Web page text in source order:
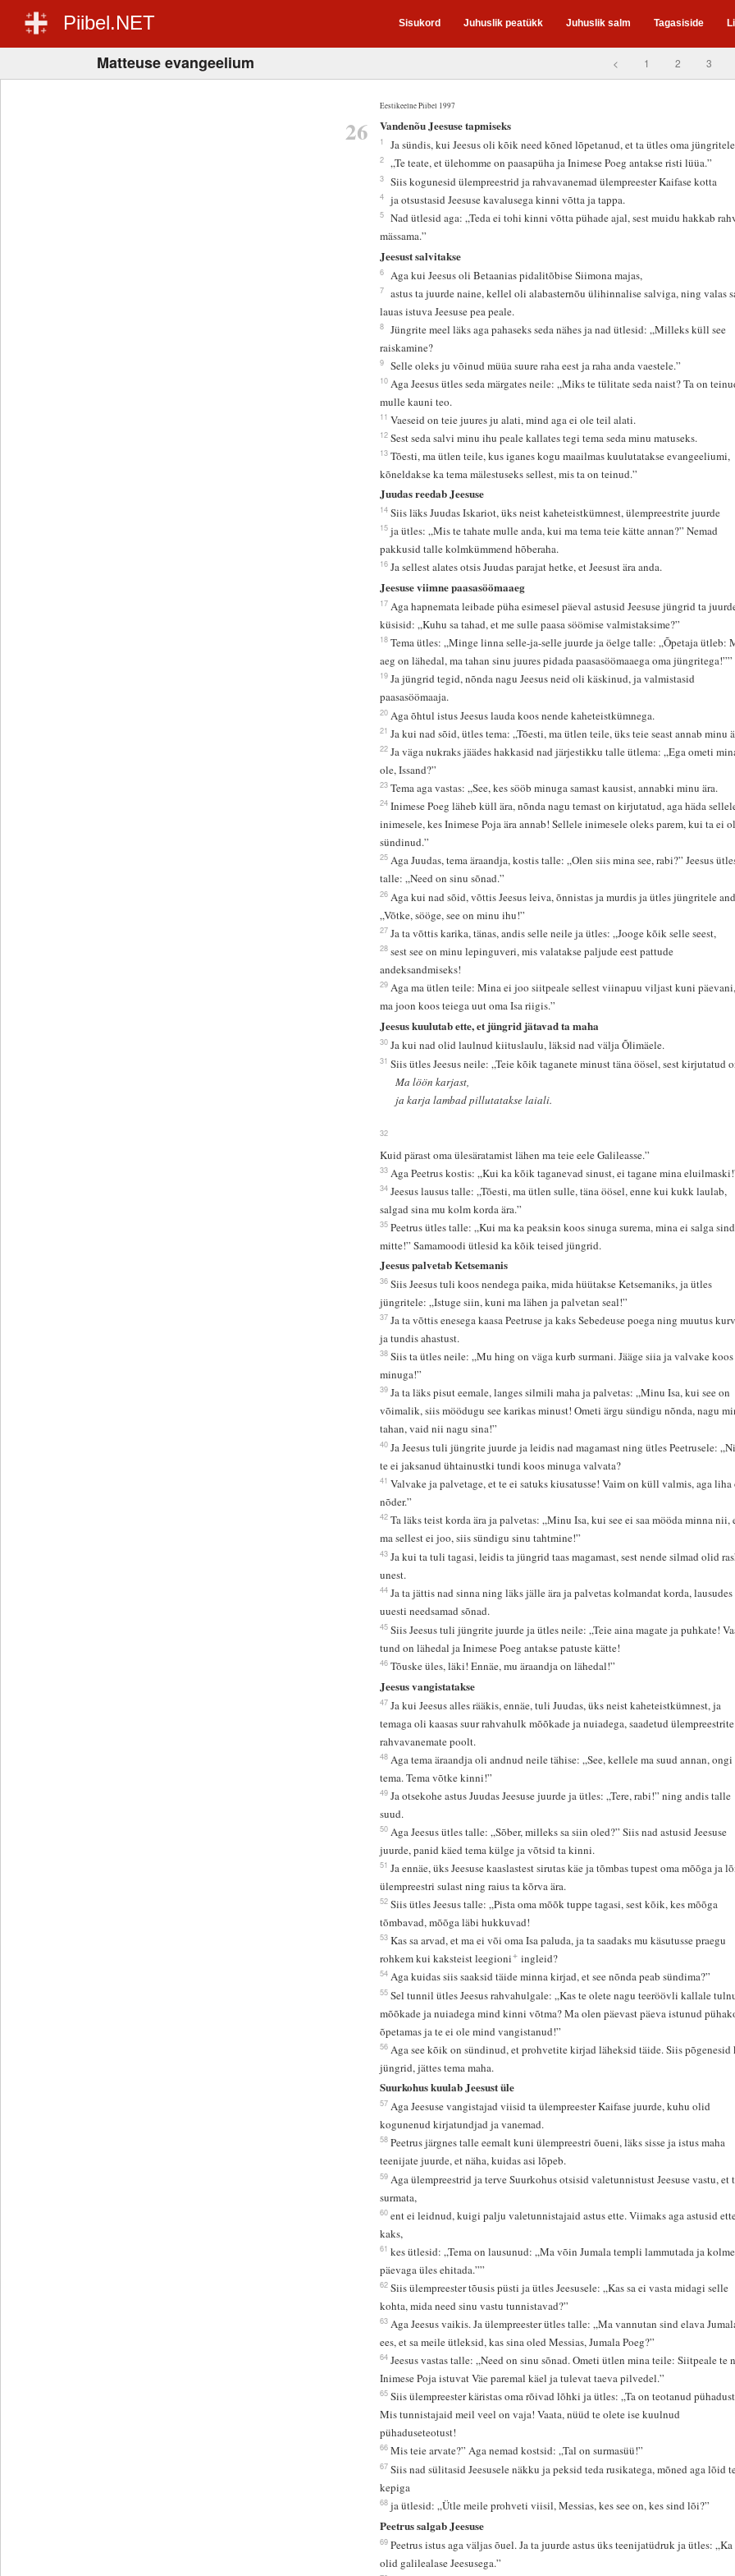
Piibel.NET Sisukord Juhuslik peatükk Juhuslik salm Tagasiside
Matteuse evangeelium < 1 2 3
Eestikeelne Piibel 1997
26 Vandenõu Jeesuse tapmiseks
1 Ja sündis, kui Jeesus oli kõik need kõned lõpetanud, et ta ütles oma
2 „Te teate, et ülehomme on paasapüha ja Inimese Poeg antakse risti lüüa.”
3 Siis kogunesid ülempreestrid ja rahvavanemad ülempreester Kaifase kotta
4 ja otsustasid Jeesuse kavalusega kinni võtta ja tappa.
5
Nad ütlesid aga: „Teda ei tohi kinni võtta pühade ajal, sest muidu hakkab
mässama.”
Jeesust salvitakse
6 Aga kui Jeesus oli Betaanias pidalitõbise Siimona majas,
7
astus ta juurde naine, kellel oli alabasternõu ülihinnalise salviga, ning valas
lauas istuva Jeesuse pea peale.
8
Jüngrite meel läks aga pahaseks seda nähes ja nad ütlesid: „Milleks küll see
raiskamine?
9 Selle oleks ju võinud müüa suure raha eest ja raha anda vaestele.”
10 Aga Jeesus ütles seda märgates neile: „Miks te tülitate seda naist? Ta on
mulle kauni teo.
11 Vaeseid on teie juures ju alati, mind aga ei ole teil alati.
12 Sest seda salvi minu ihu peale kallates tegi tema seda minu matuseks.
13 Tõesti, ma ütlen teile, kus iganes kogu maailmas kuulutatakse evangeeliumi,
kõneldakse ka tema mälestuseks sellest, mis ta on teinud.”
Juudas reedab Jeesuse
14 Siis läks Juudas Iskariot, üks neist kaheteistkümnest, ülempreestrite juurde
15 ja ütles: „Mis te tahate mulle anda, kui ma tema teie kätte annan?” Nemad
pakkusid talle kolmkümmend hõberaha.
16 Ja sellest alates otsis Juudas parajat hetke, et Jeesust ära anda.
Jeesuse viimne paasasöömaaeg
17 Aga hapnemata leibade püha esimesel päeval astusid Jeesuse jüngrid ta
küsisid: „Kuhu sa tahad, et me sulle paasa söömise valmistaksime?”
18 Tema ütles: „Minge linna selle-ja-selle juurde ja öelge talle: „Õpetaja ütleb:
aeg on lähedal, ma tahan sinu juures pidada paasasöömaaega oma jüngritega!””
19 Ja jüngrid tegid, nõnda nagu Jeesus neid oli käskinud, ja valmistasid
paasasöömaaja.
20 Aga õhtul istus Jeesus lauda koos nende kaheteistkümnega.
21 Ja kui nad sõid, ütles tema: „Tõesti, ma ütlen teile, üks teie seast annab minu
22 Ja väga nukraks jäädes hakkasid nad järjestikku talle ütlema: „Ega ometi
ole, Issand?”
23 Tema aga vastas: „See, kes sööb minuga samast kausist, annabki minu ära.
24 Inimese Poeg läheb küll ära, nõnda nagu temast on kirjutatud, aga häda
inimesele, kes Inimese Poja ära annab! Sellele inimesele oleks parem, kui ta ei
sündinud.”
25 Aga Juudas, tema äraandja, kostis talle: „Olen siis mina see, rabi?” Jeesus
talle: „Need on sinu sõnad.”
26 Aga kui nad sõid, võttis Jeesus leiva, õnnistas ja murdis ja ütles jüngritele
„Võtke, sööge, see on minu ihu!”
27 Ja ta võttis karika, tänas, andis selle neile ja ütles: „Jooge kõik selle seest,
28 sest see on minu lepinguveri, mis valatakse paljude eest pattude
andeksandmiseks!
29 Aga ma ütlen teile: Mina ei joo siitpeale sellest viinapuu viljast kuni
ma joon koos teiega uut oma Isa riigis.”
Jeesus kuulutab ette, et jüngrid jätavad ta maha
30 Ja kui nad olid laulnud kiituslaulu, läksid nad välja Õlimäele.
31 Siis ütles Jeesus neile: „Teie kõik taganete minust täna öösel, sest kirjutatud
Ma löön karjast,
ja karja lambad pillutatakse laiali.
32
Kuid pärast oma ülesäratamist lähen ma teie eele Galileasse.”
33 Aga Peetrus kostis: „Kui ka kõik taganevad sinust, ei tagane mina
34 Jeesus lausus talle: „Tõesti, ma ütlen sulle, täna öösel, enne kui kukk laulab,
salgad sina mu kolm korda ära.”
35 Peetrus ütles talle: „Kui ma ka peaksin koos sinuga surema, mina ei salga sind
mitte!” Samamoodi ütlesid ka kõik teised jüngrid.
Jeesus palvetab Ketsemanis
36 Siis Jeesus tuli koos nendega paika, mida hüütakse Ketsemaniks, ja ütles
jüngritele: „Istuge siin, kuni ma lähen ja palvetan seal!”
37 Ja ta võttis enesega kaasa Peetruse ja kaks Sebedeuse poega ning muutus
ja tundis ahastust.
38 Siis ta ütles neile: „Mu hing on väga kurb surmani. Jääge siia ja valvake koos
minuga!”
39 Ja ta läks pisut eemale, langes silmili maha ja palvetas: „Minu Isa, kui see on
võimalik, siis möödugu see karikas minust! Ometi ärgu sündigu nõnda, nagu
tahan, vaid nii nagu sina!”
40 Ja Jeesus tuli jüngrite juurde ja leidis nad magamast ning ütles Peetrusele:
te ei jaksanud ühtainustki tundi koos minuga valvata?
41 Valvake ja palvetage, et te ei satuks kiusatusse! Vaim on küll valmis, aga liha
nõder.”
42 Ta läks teist korda ära ja palvetas: „Minu Isa, kui see ei saa mööda minna nii,
ma sellest ei joo, siis sündigu sinu tahtmine!”
43 Ja kui ta tuli tagasi, leidis ta jüngrid taas magamast, sest nende silmad olid
unest.
44 Ja ta jättis nad sinna ning läks jälle ära ja palvetas kolmandat korda, lausudes
uuesti needsamad sõnad.
45 Siis Jeesus tuli jüngrite juurde ja ütles neile: „Teie aina magate ja puhkate!
tund on lähedal ja Inimese Poeg antakse patuste kätte!
46 Tõuske üles, läki! Ennäe, mu äraandja on lähedal!”
Jeesus vangistatakse
47 Ja kui Jeesus alles rääkis, ennäe, tuli Juudas, üks neist kaheteistkümnest, ja
temaga oli kaasas suur rahvahulk mõõkade ja nuiadega, saadetud
rahvavanemate poolt.
48 Aga tema äraandja oli andnud neile tähise: „See, kellele ma suud annan, ongi
tema. Tema võtke kinni!”
49 Ja otsekohe astus Juudas Jeesuse juurde ja ütles: „Tere, rabi!” ning andis talle
suud.
50 Aga Jeesus ütles talle: „Sõber, milleks sa siin oled?” Siis nad astusid Jeesuse
juurde, panid käed tema külge ja võtsid ta kinni.
51 Ja ennäe, üks Jeesuse kaaslastest sirutas käe ja tõmbas tupest oma mõõga ja
ülempreestri sulast ning raius ta kõrva ära.
52 Siis ütles Jeesus talle: „Pista oma mõõk tuppe tagasi, sest kõik, kes mõõga
tõmbavad, mõõga läbi hukkuvad!
53 Kas sa arvad, et ma ei või oma Isa paluda, ja ta saadaks mu käsutusse praegu
rohkem kui kaksteist leegioni+ingleid?
54 Aga kuidas siis saaksid täide minna kirjad, et see nõnda peab sündima?”
55 Sel tunnil ütles Jeesus rahvahulgale: „Kas te olete nagu teeröövli kallale
mõõkade ja nuiadega mind kinni võtma? Ma olen päevast päeva istunud
õpetamas ja te ei ole mind vangistanud!”
56 Aga see kõik on sündinud, et prohvetite kirjad läheksid täide. Siis
jüngrid, jättes tema maha.
Suurkohus kuulab Jeesust üle
57 Aga Jeesuse vangistajad viisid ta ülempreester Kaifase juurde, kuhu olid
kogunenud kirjatundjad ja vanemad.
58 Peetrus järgnes talle eemalt kuni ülempreestri õueni, läks sisse ja istus maha
teenijate juurde, et näha, kuidas asi lõpeb.
59 Aga ülempreestrid ja terve Suurkohus otsisid valetunnistust Jeesuse vastu, et
surmata,
60 ent ei leidnud, kuigi palju valetunnistajaid astus ette. Viimaks aga astusid
kaks,
61 kes ütlesid: „Tema on lausunud: „Ma võin Jumala templi lammutada ja kolme
päevaga üles ehitada.””
62 Siis ülempreester tõusis püsti ja ütles Jeesusele: „Kas sa ei vasta midagi selle
kohta, mida need sinu vastu tunnistavad?”
63 Aga Jeesus vaikis. Ja ülempreester ütles talle: „Ma vannutan sind elava
ees, et sa meile ütleksid, kas sina oled Messias, Jumala Poeg?”
64 Jeesus vastas talle: „Need on sinu sõnad. Ometi ütlen mina teile: Siitpeale te
Inimese Poja istuvat Väe paremal käel ja tulevat taeva pilvedel.”
65 Siis ülempreester käristas oma rõivad lõhki ja ütles: „Ta on teotanud
Mis tunnistajaid meil veel on vaja! Vaata, nüüd te olete ise kuulnud
pühaduseteotust!
66 Mis teie arvate?” Aga nemad kostsid: „Tal on surmasüü!”
67 Siis nad sülitasid Jeesusele näkku ja peksid teda rusikatega, mõned aga lõid
kepiga
68 ja ütlesid: „Ütle meile prohveti viisil, Messias, kes see on, kes sind lõi?”
Peetrus salgab Jeesuse
69 Peetrus istus aga väljas õuel. Ja ta juurde astus üks teenijatüdruk ja ütles: „Ka
olid galilealase Jeesusega.”